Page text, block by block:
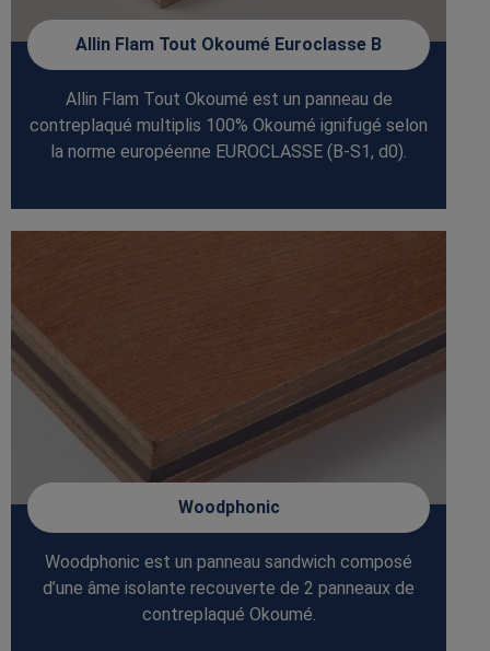
Allin Flam Tout Okoumé Euroclasse B
Allin Flam Tout Okoumé est un panneau de
contreplaqué multiplis 100% Okoumé ignifugé selon
la norme européenne EUROCLASSE (B-S1, d0).
Woodphonic
Woodphonic est un panneau sandwich composé
d’une âme isolante recouverte de 2 panneaux de
contreplaqué Okoumé.